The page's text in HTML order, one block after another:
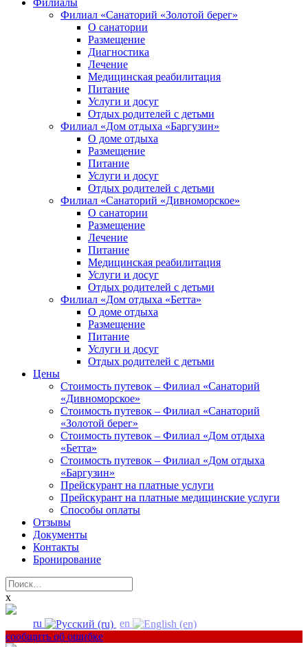
Филиалы
Филиал «Санаторий «Золотой берег»
О санатории
Размещение
Диагностика
Лечение
Медицинская реабилитация
Питание
Услуги и досуг
Отдых родителей с детьми
Филиал «Дом отдыха «Баргузин»
О доме отдыха
Размещение
Питание
Услуги и досуг
Отдых родителей с детьми
Филиал «Санаторий «Дивноморское»
О санатории
Размещение
Лечение
Питание
Медицинская реабилитация
Услуги и досуг
Отдых родителей с детьми
Филиал «Дом отдыха «Бетта»
О доме отдыха
Размещение
Питание
Услуги и досуг
Отдых родителей с детьми
Цены
Стоимость путевок – Филиал «Санаторий
«Дивноморское»
Стоимость путевок – Филиал «Санаторий
«Золотой берег»
Стоимость путевок – Филиал «Дом отдыха
«Бетта»
Стоимость путевок – Филиал «Дом отдыха
«Баргузин»
Прейскурант на платные услуги
Прейскурант на платные медицинские услуги
Способы оплаты
Отзывы
Документы
Контакты
Бронирование
Найти:
x
ru
en
сообщить об ошибке